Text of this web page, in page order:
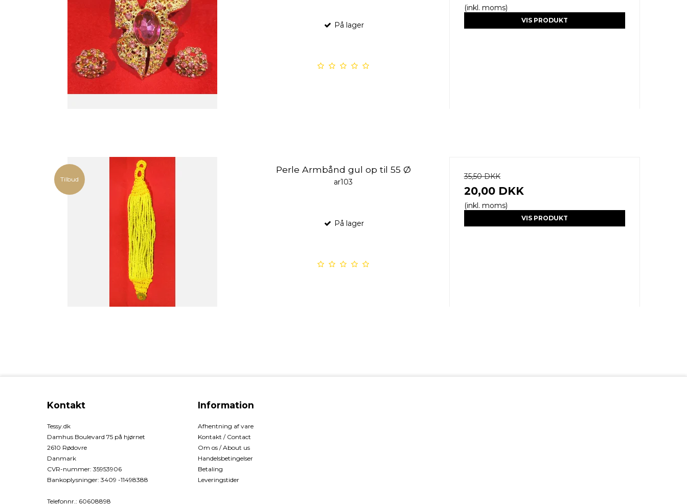
På lager
(inkl. moms)
VIS PRODUKT
Tilbud
Perle Armbånd gul op til 55 Ø
ar103
På lager
35,50 DKK
20,00 DKK
(inkl. moms)
VIS PRODUKT
Kontakt
Tessy.dk
Damhus Boulevard 75 på hjørnet
2610 Rødovre
Danmark
CVR-nummer: 35953906
Bankoplysninger: 3409 -11498388
Telefonnr. : 60608898
Information
Afhentning af vare
Kontakt / Contact
Om os / About us
Handelsbetingelser
Betaling
Leveringstider